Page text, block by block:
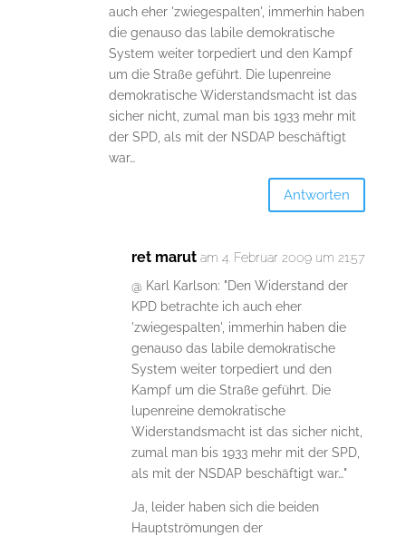
auch eher 'zwiegespalten', immerhin haben
die genauso das labile demokratische
System weiter torpediert und den Kampf
um die Straße geführt. Die lupenreine
demokratische Widerstandsmacht ist das
sicher nicht, zumal man bis 1933 mehr mit
der SPD, als mit der NSDAP beschäftigt
war…
Antworten
ret marut am 4. Februar 2009 um 21:57
@ Karl Karlson: "Den Widerstand der
KPD betrachte ich auch eher
'zwiegespalten', immerhin haben die
genauso das labile demokratische
System weiter torpediert und den
Kampf um die Straße geführt. Die
lupenreine demokratische
Widerstandsmacht ist das sicher nicht,
zumal man bis 1933 mehr mit der SPD,
als mit der NSDAP beschäftigt war…"
Ja, leider haben sich die beiden
Hauptströmungen der